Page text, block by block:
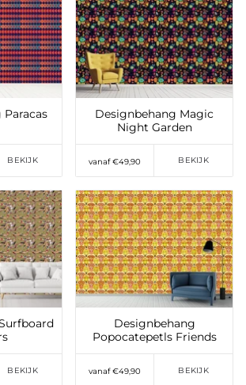
aan
BEKIJK
Toevoegen aan
verlanglijst
Designbehang Magic
Night Garden
vanaf €49,90 BEKIJK
aan
BEKIJK
Toevoegen aan
verlanglijst
Designbehang
Popocatepetls Friends
vanaf €49,90 BEKIJK